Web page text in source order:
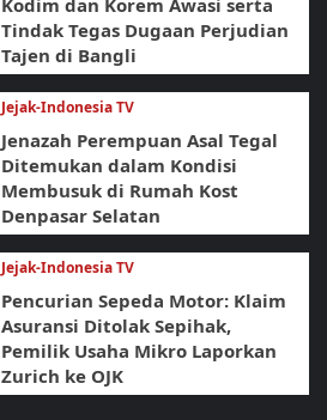
Kodim dan Korem Awasi serta
Tindak Tegas Dugaan Perjudian
Tajen di Bangli
Jejak-Indonesia TV
Jenazah Perempuan Asal Tegal
Ditemukan dalam Kondisi
Membusuk di Rumah Kost
Denpasar Selatan
Jejak-Indonesia TV
Pencurian Sepeda Motor: Klaim
Asuransi Ditolak Sepihak,
Pemilik Usaha Mikro Laporkan
Zurich ke OJK